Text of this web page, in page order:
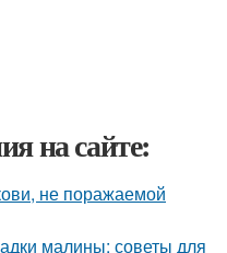
на сайте:
не поражаемой
малины: советы для